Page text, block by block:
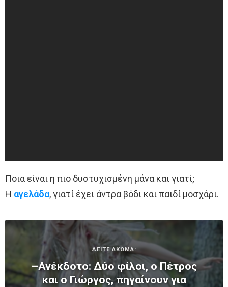
Ποια είναι η πιο δυστυχισμένη μάνα και γιατί;
Η αγελάδα, γιατί έχει άντρα βόδι και παιδί μοσχάρι.
ΔΕΙΤΕ ΑΚΟΜΑ:
–Ανέκδοτο: Δύο φίλοι, ο Πέτρος
και ο Γιώργος, πηγαίνουν για